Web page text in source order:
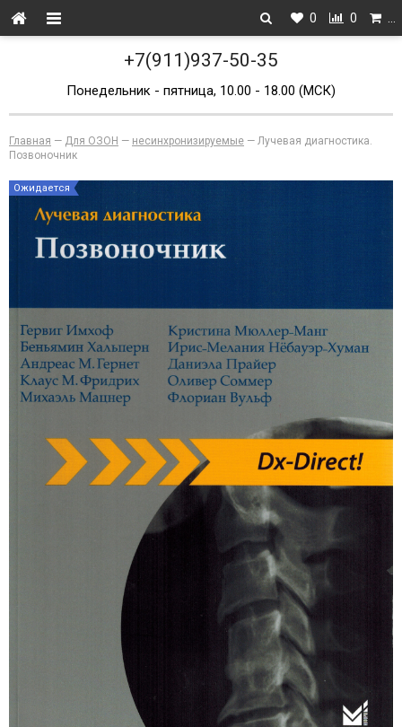
0 0
+7(911)937-50-35
Понедельник - пятница, 10.00 - 18.00 (МСК)
Главная — Для ОЗОН — несинхронизируемые — Лучевая диагностика.
Позвоночник
Ожидается